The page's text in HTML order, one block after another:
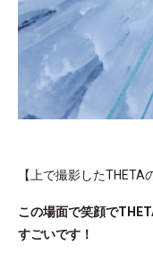
【上で撮影したTHETA
この場面で笑顔で
すごいです！